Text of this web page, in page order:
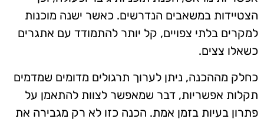
הצטיידות במשאבים הנדרשים. כאשר ישנה מוכנות
למקרים בלתי צפויים, קל יותר להתמודד עם אתגרים
כשאלו צצים.
כחלק מההכנה, ניתן לערוך תרגולים מדומים שמדמים
תקלות אפשריות, דבר שמאפשר לצוות להתאמן על
פתרון בעיות בזמן אמת. הכנה כזו לא רק מגבירה את